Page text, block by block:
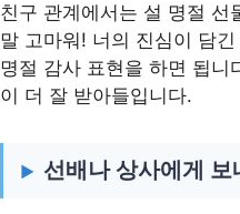
친구 관계에서는 설 명절 선
말 고마워! 너의 진심이 담
명절 감사 표현을 하면 됩니
이 더 잘 받아들입니다.
선배나 상사에게